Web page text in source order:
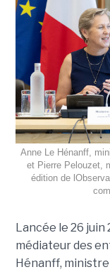
Anne Le Hénanff,
et Pierre Pelouzet,
édition de
Lancée le 26
médiateur des
Hénanff,